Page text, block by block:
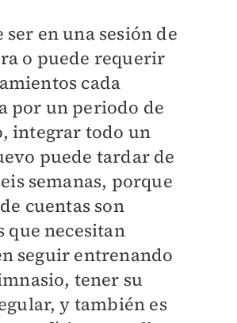
ser en una sesión de
o puede requerir
cada
por un periodo de
integrar todo un
puede tardar de
semanas, porque
cuentas son
que necesitan
seguir entrenando
tener su
y también es